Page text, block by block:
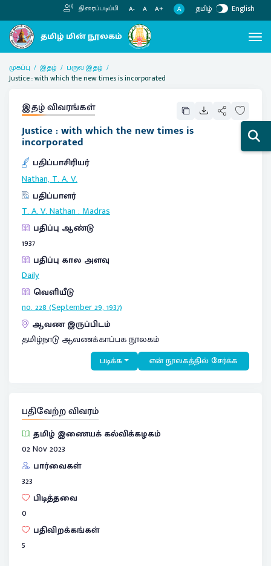
திரைப்படிப்பி A- A A+ A தமிழ் English
முகப்பு இதழ்
பருவ இதழ்
Justice : with which the new times is incorporated
இதழ் விவரங்கள்
Justice : with which the new times is
incorporated
பதிப்பாசிரியர்
Nathan, T. A. V.
பதிப்பாளர்
T. A. V. Nathan:Madras
பதிப்பு ஆண்டு
1937
பதிப்பு கால அளவு
Daily
வெளியீடு
no. 228 (September 29, 1937)
ஆவண இருப்பிடம்
தமிழ்நாடு ஆவணக்காப்பக நூலகம்
படிக்க என் நூலகத்தில் சேர்க்க
பதிவேற்ற விவரம்
தமிழ் இணையக் கல்விக்கழகம்
02 Nov 2023
பார்வைகள்
323
பிடித்தவை
0
பதிவிறக்கங்கள்
5